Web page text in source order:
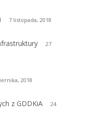
7 listopada, 2018
27
2018
z GDDKiA
24